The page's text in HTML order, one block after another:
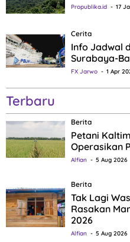
Propublika.id 17
Cerita
Info Jadwal
Surabaya-
FX Jarwo 1 Apr
Terbaru
Berita
Petani
Operasikan
Alfian 5 Aug 2026
Berita
Tak Lagi
Rasakan
2026
Alfian 5 Aug 2026